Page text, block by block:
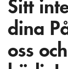
Sitt
dina
oss